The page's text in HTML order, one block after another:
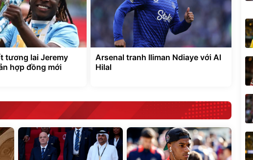
tương lai Jeremy
hợp đồng mới
Arsenal tranh Iliman Ndiaye với Al
Hilal